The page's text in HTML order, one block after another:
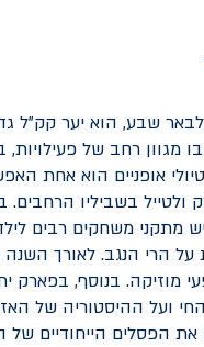
כ-20 ק"מ דרומית לבאר שבע,
בו מגוון רחב של
אופניים הוא אחת
בשביליו הרחבים.
מתקני משחקים רבים
הרי הנגב. לאורך השנה
מוזיקה. בנוסף, בפארק
ועל ההיסטוריה של
את הפסלים הייחודיים